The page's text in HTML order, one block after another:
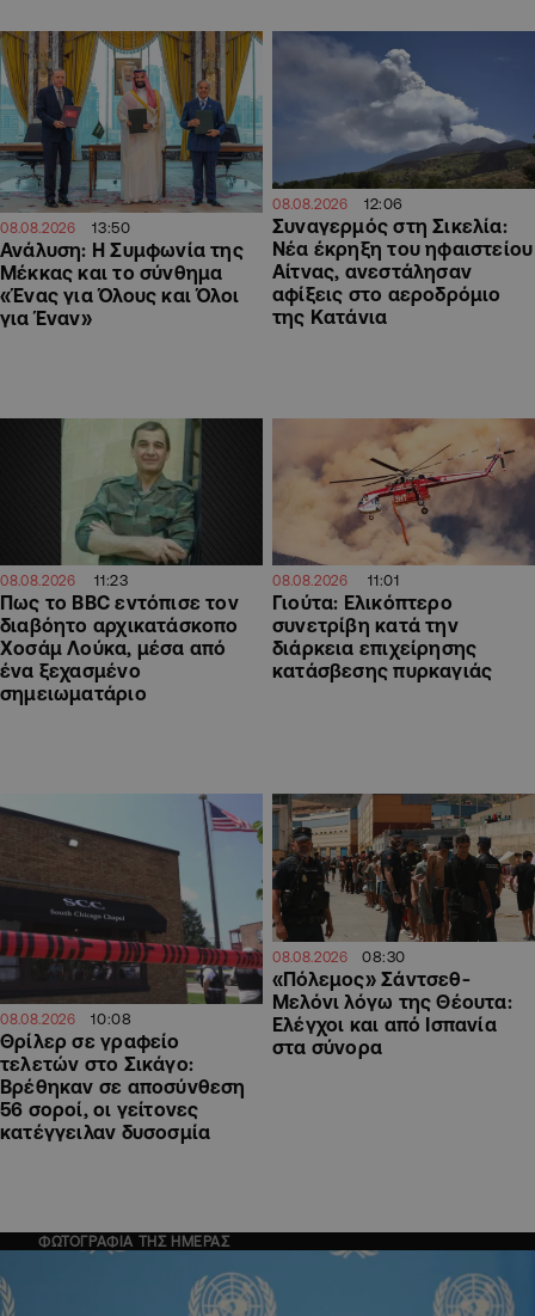
08.08.2026 13:50
Ανάλυση: Η Συμφωνία της
Μέκκας και το σύνθημα
«Ένας για Όλους και Όλοι
για Έναν»
08.08.2026 12:06
Συναγερμός στη Σικελία:
Νέα έκρηξη του ηφαιστείου
Αίτνας, ανεστάλησαν
αφίξεις στο αεροδρόμιο
της Κατάνια
08.08.2026 11:23
Πως το BBC εντόπισε τον
διαβόητο αρχικατάσκοπο
Χοσάμ Λούκα, μέσα από
ένα ξεχασμένο
σημειωματάριο
08.08.2026 11:01
Γιούτα: Ελικόπτερο
συνετρίβη κατά την
διάρκεια επιχείρησης
κατάσβεσης πυρκαγιάς
08.08.2026 10:08
Θρίλερ σε γραφείο
τελετών στο Σικάγο:
Βρέθηκαν σε αποσύνθεση
56 σοροί, οι γείτονες
κατέγγειλαν δυσοσμία
08.08.2026 08:30
«Πόλεμος» Σάντσεθ-
Μελόνι λόγω της Θέουτα:
Ελέγχοι και από Ισπανία
στα σύνορα
ΦΩΤΟΓΡΑΦΙΑ ΤΗΣ ΗΜΕΡΑΣ